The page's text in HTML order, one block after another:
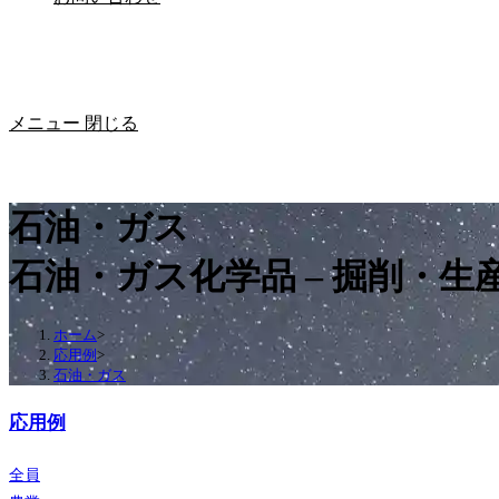
メニュー 閉じる
石油・ガス
石油・ガス化学品 – 掘削・生
ホーム>
応用例>
石油・ガス
応用例
全員